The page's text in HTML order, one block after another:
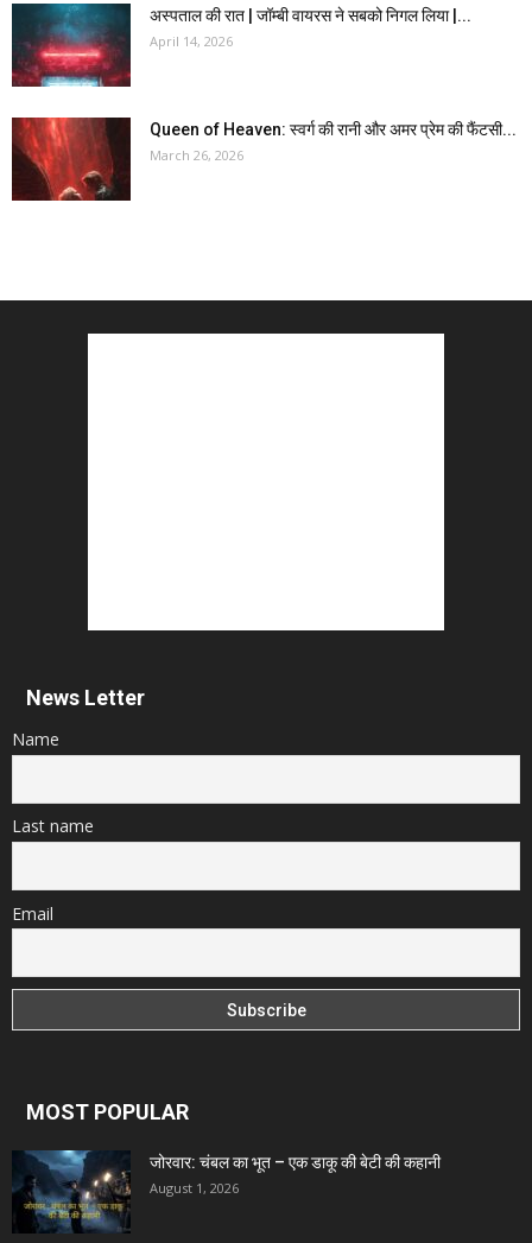
अस्पताल की रात | जॉम्बी वायरस ने सबको निगल लिया |...
April 14, 2026
Queen of Heaven: स्वर्ग की रानी और अमर प्रेम की फैंटसी...
March 26, 2026
News Letter
Name
Last name
Email
MOST POPULAR
जोरवार: चंबल का भूत – एक डाकू की बेटी की कहानी
August 1, 2026